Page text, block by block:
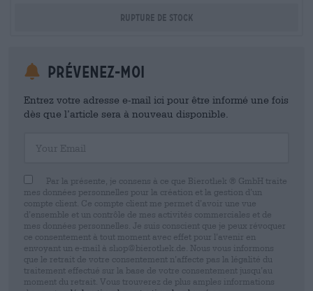
Rupture de stock
Prévenez-moi
Entrez votre adresse e-mail ici pour être informé une fois
dès que l’article sera à nouveau disponible.
Par la présente, je consens à ce que Bierothek ® GmbH traite
mes données personnelles pour la création et la gestion d’un
compte client. Ce compte client me permet d’avoir une vue
d’ensemble et un contrôle de mes activités commerciales et de
mes données personnelles. Je suis conscient que je peux révoquer
ce consentement à tout moment avec effet pour l’avenir en
envoyant un e-mail à shop@bierothek.de. Nous vous informons
que le retrait de votre consentement n’affecte pas la légalité du
traitement effectué sur la base de votre consentement jusqu’au
moment du retrait. Vous trouverez de plus amples informations